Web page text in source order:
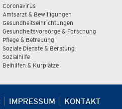
Coronavirus
Amtsarzt & Bewilligungen
Gesundheitseinrichtungen
Gesundheitsvorsorge & Forschung
Pflege & Betreuung
Soziale Dienste & Beratung
Sozialhilfe
Beihilfen & Kurplätze
IMPRESSUM KONTAKT